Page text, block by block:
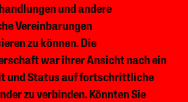
und andere
Vereinbarungen
zu können. Die
war ihrer Ansicht nach ein
und Status auf fortschrittliche
zu verbinden. Könnten Sie